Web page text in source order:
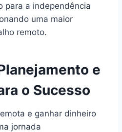
para a independência
uma maior
remoto.
e
o Sucesso
e ganhar dinheiro
jornada